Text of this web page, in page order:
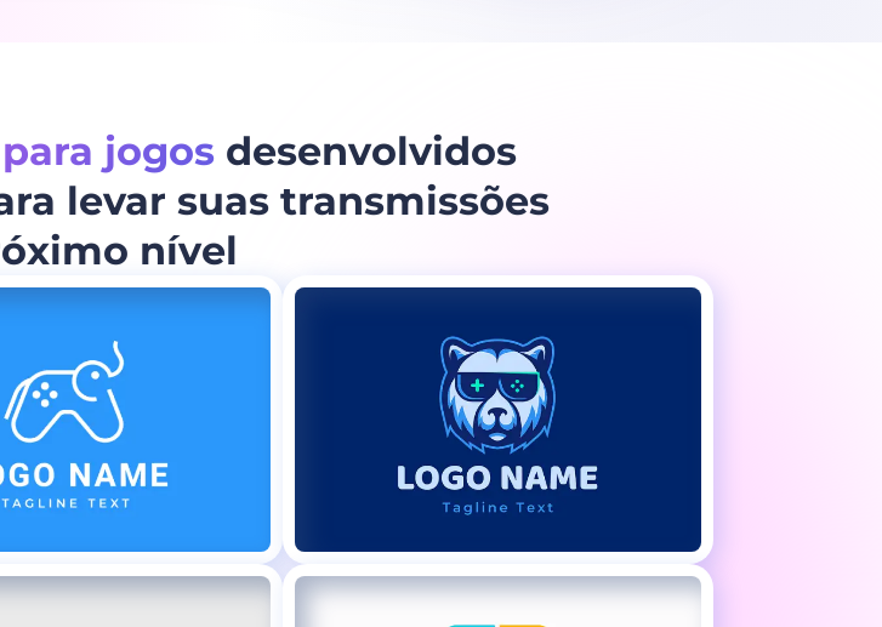
jogosdesenvolvidos
levar suas transmissões
nível